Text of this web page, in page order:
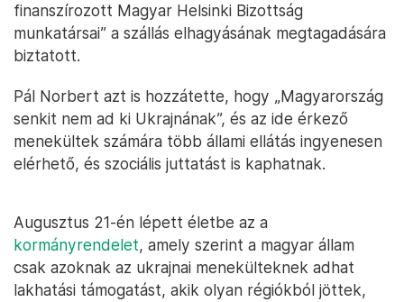
finanszírozott Magyar Helsinki Bizottság
munkatársai” a szállás elhagyásának megtagadására
biztatott.
Pál Norbert azt is hozzátette, hogy „Magyarország
senkit nem ad ki Ukrajnának”, és az ide érkező
menekültek számára több állami ellátás ingyenesen
elérhető, és szociális juttatást is kaphatnak.
Augusztus 21-én lépett életbe az a
kormányrendelet, amely szerint a magyar állam
csak azoknak az ukrajnai menekülteknek adhat
lakhatási támogatást, akik olyan régiókból jöttek,